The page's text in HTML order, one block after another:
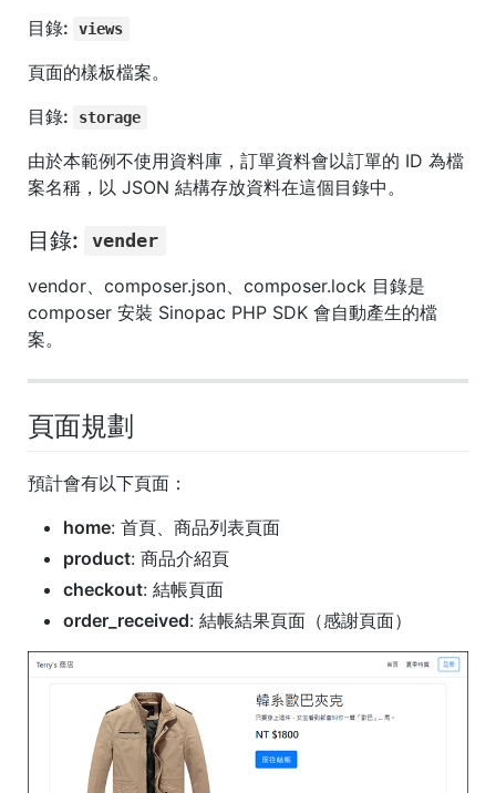
目錄:
views
頁面的樣板檔案。
目錄:
storage
由於本範例不使用資料庫，訂單資料會以訂單的 ID 為檔
案名稱，以 JSON 結構存放資料在這個目錄中。
目錄:
vender
vendor、composer.json、composer.lock 目錄是
composer 安裝 Sinopac PHP SDK 會自動產生的檔
案。
頁面規劃
預計會有以下頁面：
home: 首頁、商品列表頁面
product: 商品介紹頁
checkout: 結帳頁面
order_received: 結帳結果頁面（感謝頁面）